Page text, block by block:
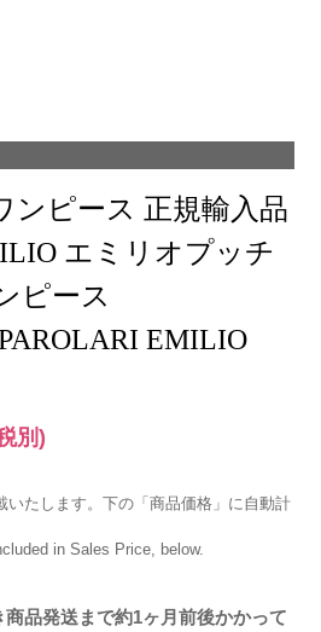
ンピース 正規輸入品
エミリオプッチ
ピース
PAROLARI EMILIO
別)
いたします。下の「商品価格」に自動計
in Sales Price, below.
品発送まで約1ヶ月前後かかって